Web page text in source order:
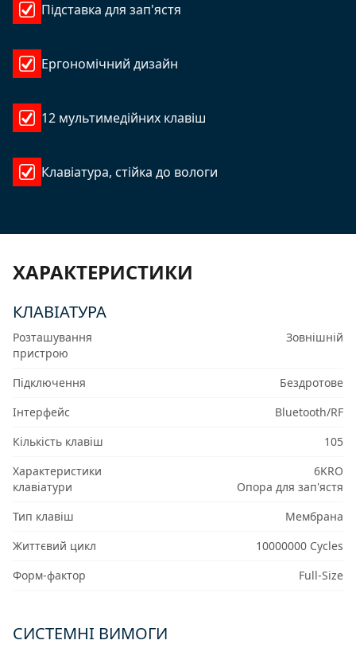
Підставка для зап'ястя
Ергономічний дизайн
12 мультимедійних клавіш
Клавіатура, стійка до вологи
ХАРАКТЕРИСТИКИ
КЛАВІАТУРА
Розташування
пристрою
Зовнішній
Підключення
Бездротове
Інтерфейс
Bluetooth/RF
Кількість клавіш
105
Характеристики
клавіатури
6KRO
Опора для зап'ястя
Тип клавіш
Мембрана
Життєвий цикл
10000000 Cycles
Форм-фактор
Full-Size
СИСТЕМНІ ВИМОГИ